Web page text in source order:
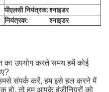
पीएलसी नियंत्रक:श्नाइडर
नियंत्रक: श्नाइडर
का उपयोग करते समय हमें कोई
संपर्क करें, हम इसे हल करने में
तो हम आपके इंजीनियरों को